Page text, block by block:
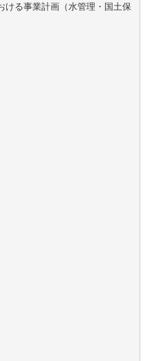
る事業計画（水管理・国土保